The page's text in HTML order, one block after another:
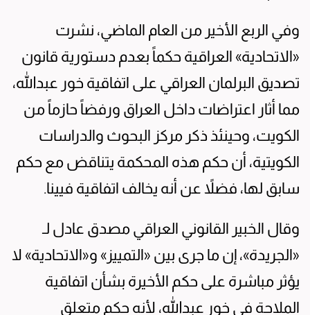
وفي الربع الأخير من العام الماضي، نشرت
«الاتحادية» العراقية حكماً بعدم دستورية قانون
تصديق البرلمان العراقي على اتفاقية خور عبدالله،
مما أثار اعتراضات داخل العراق ورفضاً حازماً من
الكويت، وحينئذ ذكر مركز البحوث والدراسات
الكويتية، أن حكم هذه المحكمة يتناقض مع حكم
سابق لها، فضلاً عن أنه يخالف اتفاقية فيينا.
وقال الخبير القانوني العراقي مصدق عادل لـ
«الجريدة»، إن ما جرى بين «التمييز» و«الاتحادية» لا
يؤثر مباشرة على حكم الأخيرة بشأن اتفاقية
الملاحة في خور عبدالله، لأنه حكم متعلق